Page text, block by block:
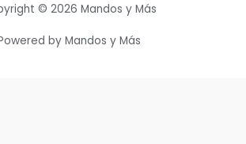
© 2026 Mandos y Más
by Mandos y Más